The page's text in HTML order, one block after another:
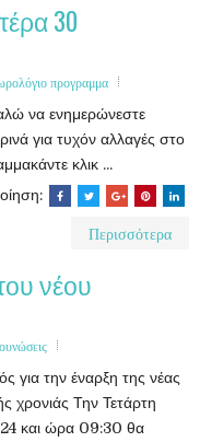
30
προγραμμα
να ενημερώνεστε
για τυχόν αλλαγές στο
κλικ ...
Περισσότερα
νέου
για την έναρξη της νέας
χρονιάς Την Τετάρτη
και ώρα 09:30 θα